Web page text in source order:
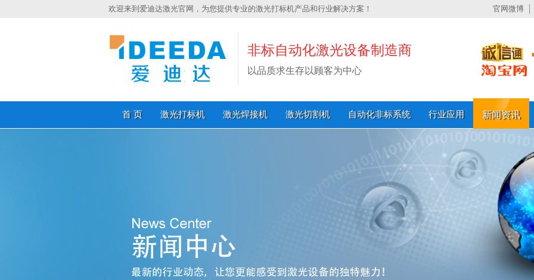
欢迎来到爱迪达激光官网，为您提供专业的激光打标机产品和行业解决方案！ 官网微博
非标自动化激光设备制造商
以品质求生存以顾客为中心
首 页 激光打标机 激光焊接机 激光切割机 自动化非标系统 行业应用 新闻资讯